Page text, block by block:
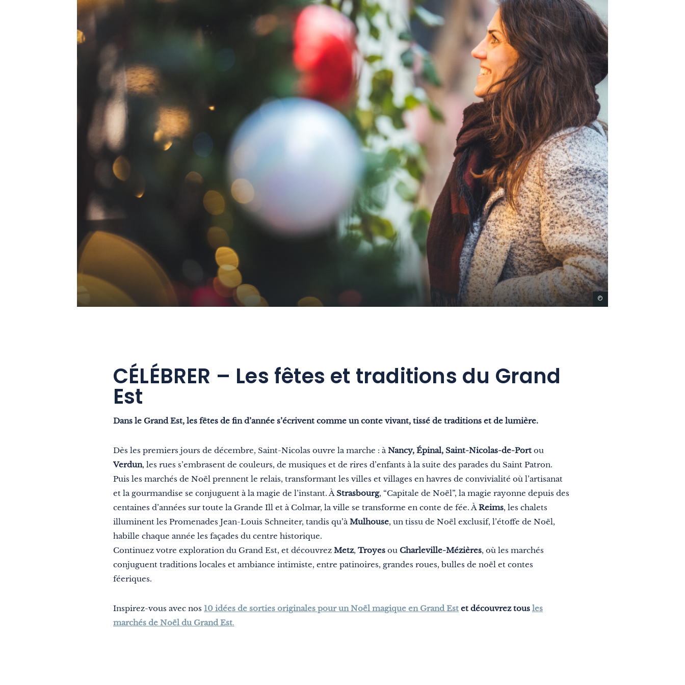
©
CÉLÉBRER – Les fêtes et traditions du Grand
Est
Dans le Grand Est, les fêtes de fin d’année s’écrivent comme un conte vivant, tissé de traditions et de lumière.
Dès les premiers jours de décembre, Saint-Nicolas ouvre la marche : à Nancy, Épinal, Saint-Nicolas-de-Port ou
Verdun, les rues s’embrasent de couleurs, de musiques et de rires d’enfants à la suite des parades du Saint Patron.
Puis les marchés de Noël prennent le relais, transformant les villes et villages en havres de convivialité où l’artisanat
et la gourmandise se conjuguent à la magie de l’instant. À Strasbourg, “Capitale de Noël”, la magie rayonne depuis des
centaines d’années sur toute la Grande Ill et à Colmar, la ville se transforme en conte de fée. À Reims, les chalets
illuminent les Promenades Jean-Louis Schneiter, tandis qu’à Mulhouse, un tissu de Noël exclusif, l’étoffe de Noël,
habille chaque année les façades du centre historique.
Continuez votre exploration du Grand Est, et découvrez Metz, Troyes ou Charleville-Mézières, où les marchés
conjuguent traditions locales et ambiance intimiste, entre patinoires, grandes roues, bulles de noël et contes
féeriques.
Inspirez-vous avec nos 10 idées de sorties originales pour un Noël magique en Grand Est et découvrez tous les
marchés de Noël du Grand Est.